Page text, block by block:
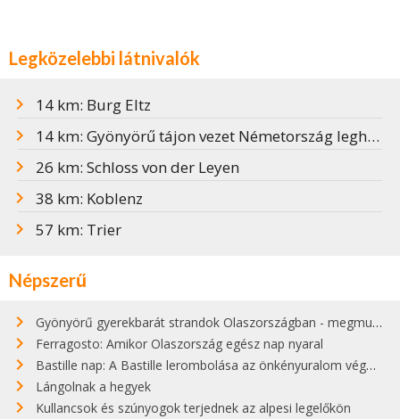
Legközelebbi látnivalók
14 km: Burg Eltz
14 km: Gyönyörű tájon vezet Németország leghosszabb függőhídja
26 km: Schloss von der Leyen
38 km: Koblenz
57 km: Trier
Népszerű
Gyönyörű gyerekbarát strandok Olaszországban - megmutatjuk a 15 legjobbat
Ferragosto: Amikor Olaszország egész nap nyaral
Bastille nap: A Bastille lerombolása az önkényuralom végét jelentette
Lángolnak a hegyek
Kullancsok és szúnyogok terjednek az alpesi legelőkön